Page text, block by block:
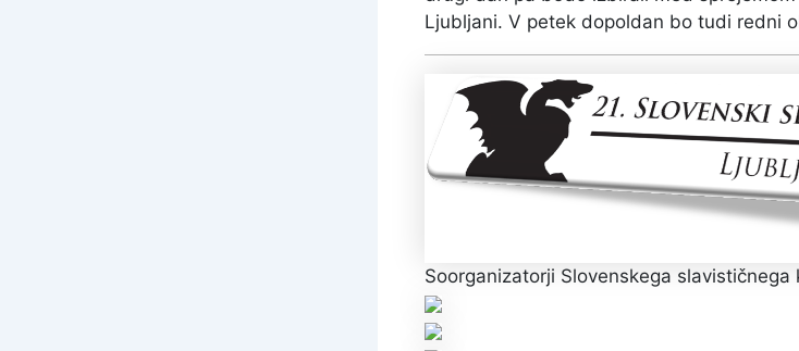
Ljubljani. V petek dopoldan bo tudi redni
Soorganizatorji Slovenskega slavističnega